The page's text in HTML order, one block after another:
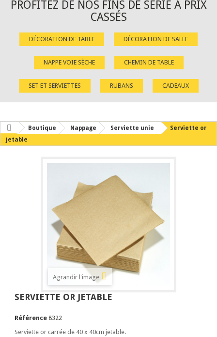
PROFITEZ DE NOS FINS DE SÉRIE À PRIX
CASSÉS
DÉCORATION DE TABLE DÉCORATION DE SALLE
NAPPE VOIE SÈCHE CHEMIN DE TABLE
SET ET SERVIETTES RUBANS CADEAUX
Boutique Nappage Serviette unie
Serviette or
jetable
Agrandir l'image
SERVIETTE OR JETABLE
Référence 8322
Serviette or carrée de 40 x 40cm jetable.